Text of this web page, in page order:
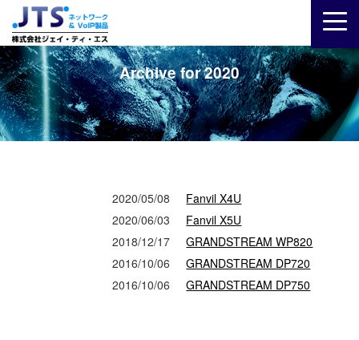
Archive for 2020
2020/05/08
Fanvil X4U
2020/06/03
Fanvil X5U
2018/12/17
GRANDSTREAM WP820
2016/10/06
GRANDSTREAM DP720
2016/10/06
GRANDSTREAM DP750